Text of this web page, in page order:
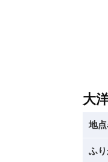
大
地
ふ